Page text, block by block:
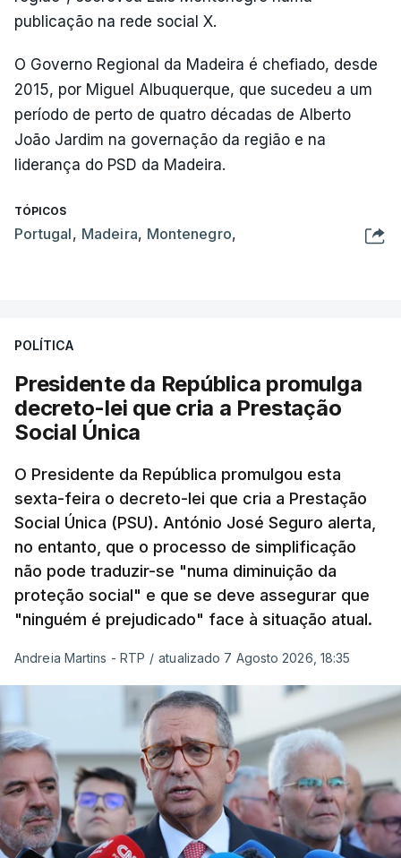
publicação na rede social X.
O Governo Regional da Madeira é chefiado, desde
2015, por Miguel Albuquerque, que sucedeu a um
período de perto de quatro décadas de Alberto
João Jardim na governação da região e na
liderança do PSD da Madeira.
TÓPICOS
Portugal, Madeira, Montenegro,
POLÍTICA
Presidente da República promulga
decreto-lei que cria a Prestação
Social Única
O Presidente da República promulgou esta
sexta-feira o decreto-lei que cria a Prestação
Social Única (PSU). António José Seguro alerta,
no entanto, que o processo de simplificação
não pode traduzir-se "numa diminuição da
proteção social" e que se deve assegurar que
"ninguém é prejudicado" face à situação atual.
Andreia Martins - RTP / atualizado 7 Agosto 2026, 18:35